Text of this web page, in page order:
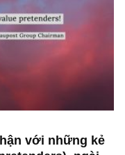
của Tập Đoàn Tân Hoàng
danh “Lừa đảo chiếm